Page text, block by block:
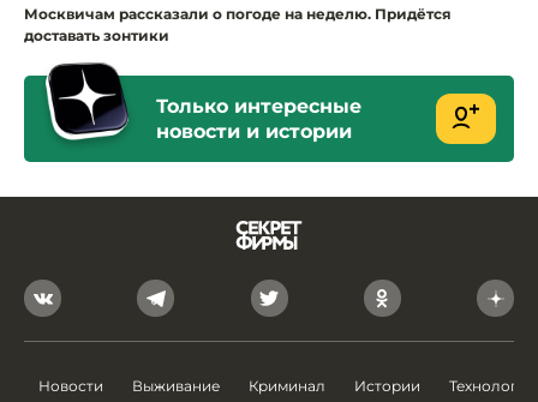
Москвичам рассказали о погоде на неделю. Придётся
доставать зонтики
Только интересные
новости и истории
Новости Выживание Криминал Истории Технологии